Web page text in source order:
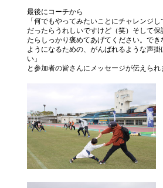
最後にコーチから
「何でもやってみたいことにチャレンジ
だったらうれしいですけど（笑）そして保
たらしっかり褒めてあげてください。で
ようになるための、がんばれるような声掛
い」
と参加者の皆さんにメッセージが伝えられ